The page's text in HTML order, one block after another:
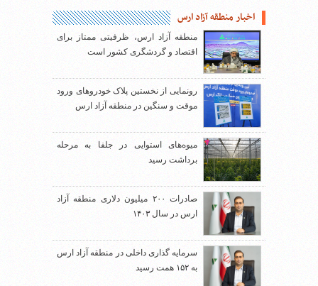
اخبار منطقه آزاد ارس
منطقه آزاد ارس، ظرفیتی ممتاز برای
اقتصاد و گردشگری کشور است
رونمایی از نخستین پلاک خودروهای ورود
موقت و سنگین در منطقه آزاد ارس
میوه‌های استوایی در جلفا به مرحله
برداشت رسید
صادرات ۲۰۰ میلیون دلاری منطقه آزاد
ارس در سال ۱۴۰۳
سرمایه گذاری داخلی در منطقه آزاد ارس
به ۱۵۲ همت رسید